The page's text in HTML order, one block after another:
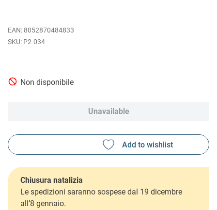
EAN: 8052870484833
P2-034
Non disponibile
Unavailable
Chiusura natalizia
Le spedizioni saranno sospese dal 19 dicembre
all’8 gennaio.